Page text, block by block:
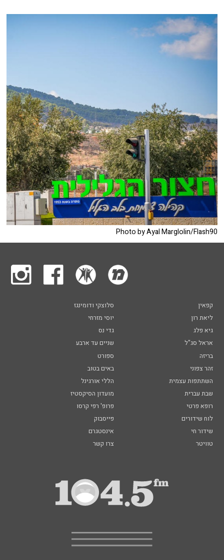
Photo by Ayal Marglolin/Flash90
קפאין
סלוצקי ודומינגז
ליאת רון
יוסי מזרחי
גיא פלג
גדי נס
אראל סג"ל
שניים עד ארבע
בריזה
ספורט
זהר צפוני
באים בטוב
השתתפות עצמית
הללי אורגינל
שבת עברית
מועדון הסיקסטיז
רופא פרטי
פרופ' רפי קרסו
לוח שידורים
פייסבוק
שידור חי
אינסטגרם
טוויטר
צרו קשר